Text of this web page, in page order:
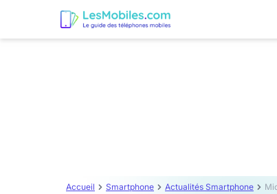
Accueil Smartphone Actualités Smartphone